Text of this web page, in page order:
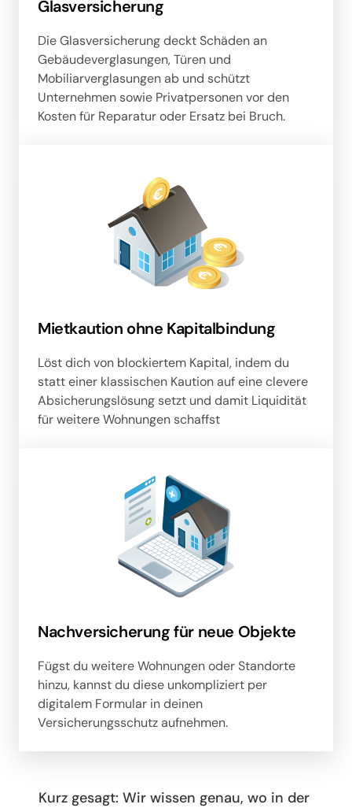
Glasversicherung
Die Glasversicherung deckt Schäden an
Gebäudeverglasungen, Türen und
Mobiliarverglasungen ab und schützt
Unternehmen sowie Privatpersonen vor den
Kosten für Reparatur oder Ersatz bei Bruch.
Mietkaution ohne Kapitalbindung
Löst dich von blockiertem Kapital, indem du
statt einer klassischen Kaution auf eine clevere
Absicherungslösung setzt und damit Liquidität
für weitere Wohnungen schaffst
Nachversicherung für neue Objekte
Fügst du weitere Wohnungen oder Standorte
hinzu, kannst du diese unkompliziert per
digitalem Formular in deinen
Versicherungsschutz aufnehmen.
Kurz gesagt: Wir wissen genau, wo in der